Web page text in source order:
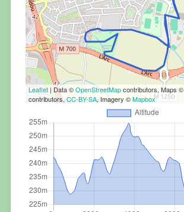
Leaflet| Data ©OpenStreetMapcontributors, Maps ©
contributors, CC-BY-SA, Imagery ©Mapbox